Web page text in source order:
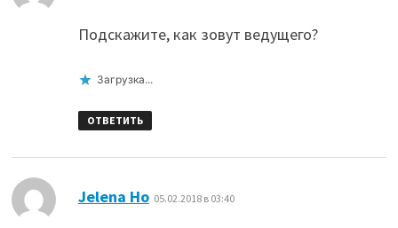
Подскажите, как зовут ведущего?
Загрузка...
ОТВЕТИТЬ
Jelena Ho: 05.02.2018 в 03:40